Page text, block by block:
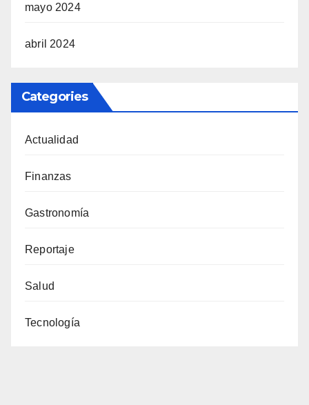
mayo 2024
abril 2024
Categories
Actualidad
Finanzas
Gastronomía
Reportaje
Salud
Tecnología